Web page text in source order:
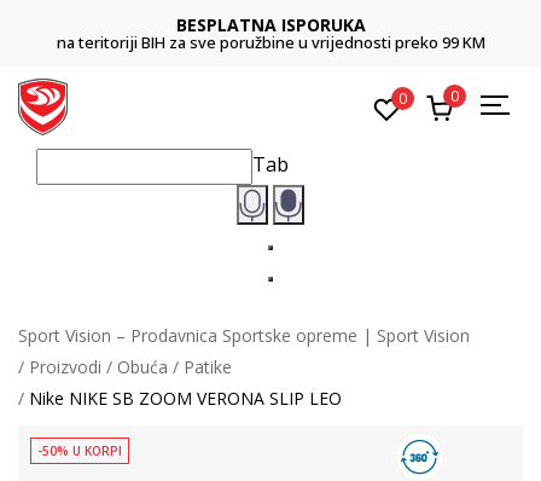
BESPLATNA ISPORUKA
na teritoriji BIH za sve poružbine u vrijednosti preko 99 KM
0 0
Tab
Sport Vision – Prodavnica Sportske opreme | Sport Vision
Proizvodi
Obuća
Patike
Nike NIKE SB ZOOM VERONA SLIP LEO
-50% U KORPI